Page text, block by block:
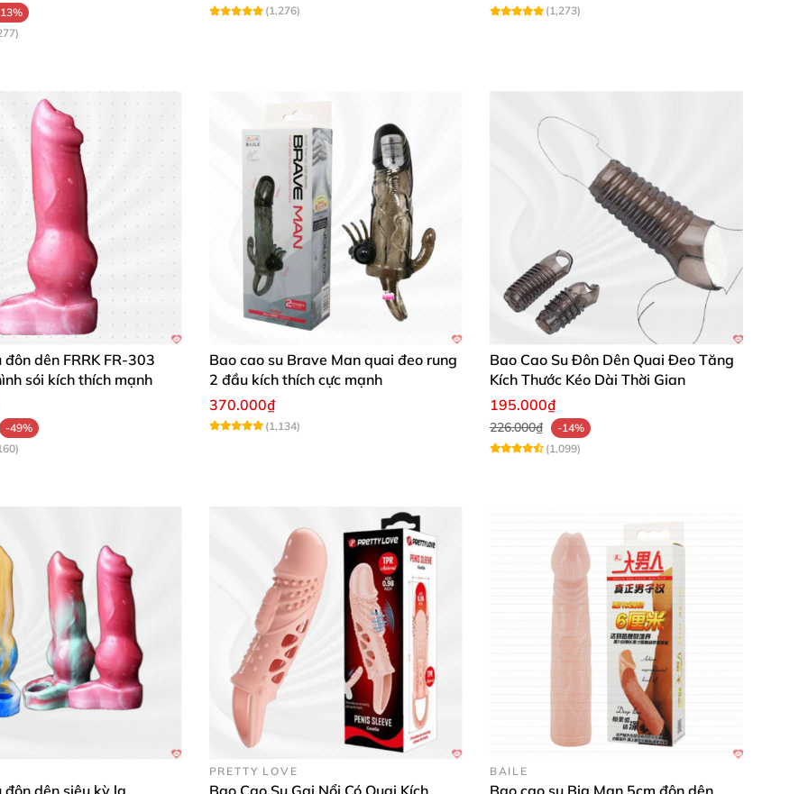
để nâng tầm cuộc yêu, chinh phục mọi cung bậc cảm xúc cùng bạn đời nhé! Mua ngay hôm nay để
phái mạnh! 🚀
(1,276) (1,273)
dên FRRK FR‑303
sói kích thích mạnh
-49%
Bao cao su Brave Man quai đeo rung
2 đầu kích thích cực mạnh
370.000₫
(1,134)
Bao Cao Su Đôn Dên Quai Đeo Tăng
Kích Thước Kéo Dài Thời Gian
195.000₫
226.000₫
-14%
(1,099)
đôn dên siêu kỳ lạ
PRETTY LOVE
Bao Cao Su Gai Nổi Có Quai Kích
BAILE
Bao cao su Big Man 5cm đôn dên